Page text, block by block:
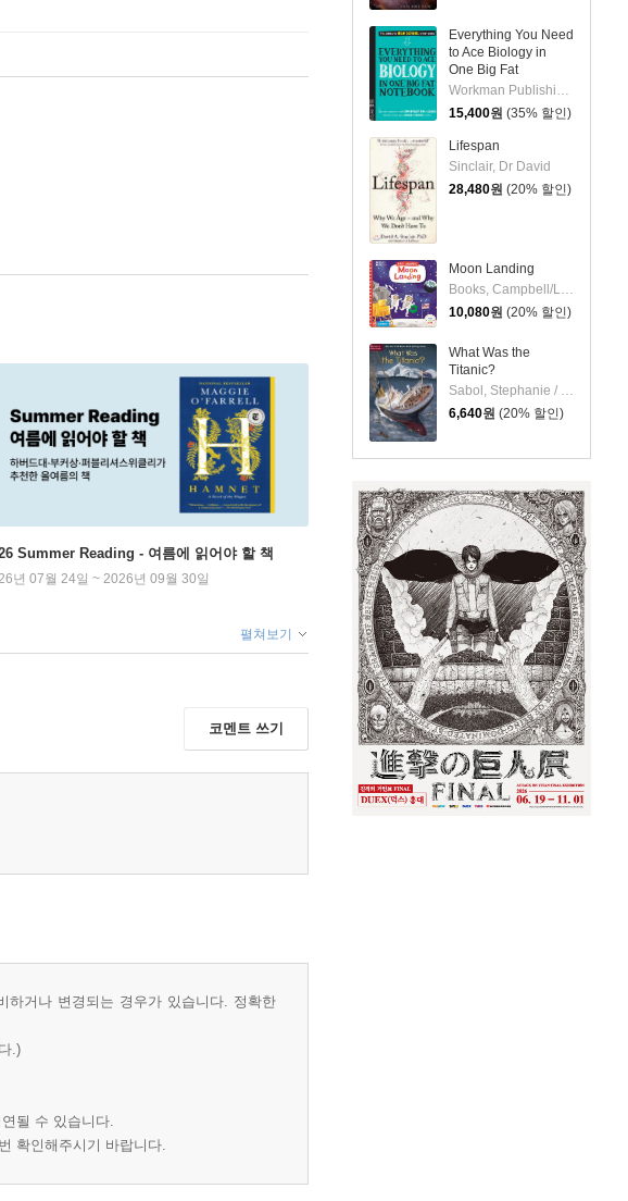
Everything You Need
to Ace Biology in
One Big Fat
Notebook
Workman Publishing / Brown, Matthew
15,400원 (35% 할인)
Lifespan
Sinclair, Dr David
28,480원 (20% 할인)
Moon Landing
Books, Campbell/Lee, Lon(ILL)
10,080원 (20% 할인)
What Was the
Titanic?
Sabol, Stephanie / Who Hq / Copeland, Gregory
6,640원 (20% 할인)
Summer Reading - 여름에 읽어야 할 책
년 07월 24일 ~ 2026년 09월 30일
펼쳐보기
코멘트 쓰기
하거나 변경되는 경우가 있습니다. 정확한
.)
될 수 있습니다.
확인해주시기 바랍니다.